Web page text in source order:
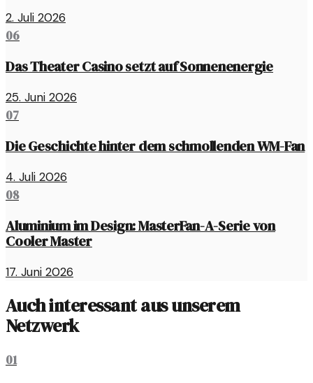
2. Juli 2026
06
Das Theater Casino setzt auf Sonnenenergie
25. Juni 2026
07
Die Geschichte hinter dem schmollenden WM-Fan
4. Juli 2026
08
Aluminium im Design: MasterFan-A-Serie von
Cooler Master
17. Juni 2026
Auch interessant aus unserem
Netzwerk
01